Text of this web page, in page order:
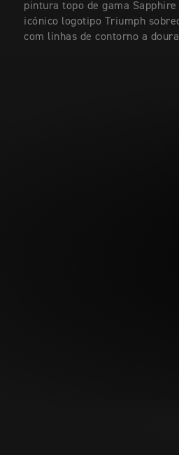
pintura topo de gama
icónico logotipo Triumph
com linhas de contorno a